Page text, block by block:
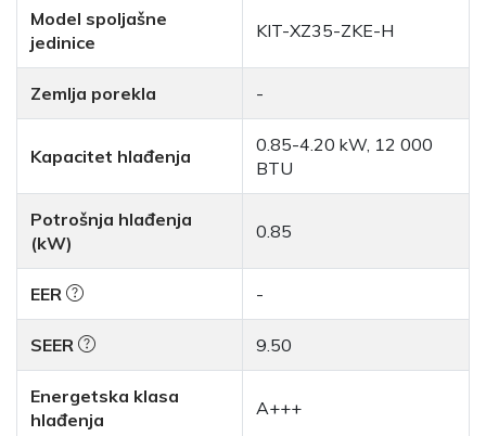
Model spoljašne
jedinice
KIT-XZ35-ZKE-H
Zemlja porekla -
Kapacitet hlađenja
0.85-4.20 kW, 12 000
BTU
Potrošnja hlađenja
(kW)
0.85
EER -
SEER 9.50
Energetska klasa
hlađenja
A+++